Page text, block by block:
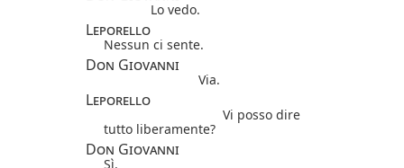
Lo vedo.
Leporello
Nessun ci sente.
Don Giovanni
Via.
Leporello
Vi posso dire
tutto liberamente?
Don Giovanni
Sì.